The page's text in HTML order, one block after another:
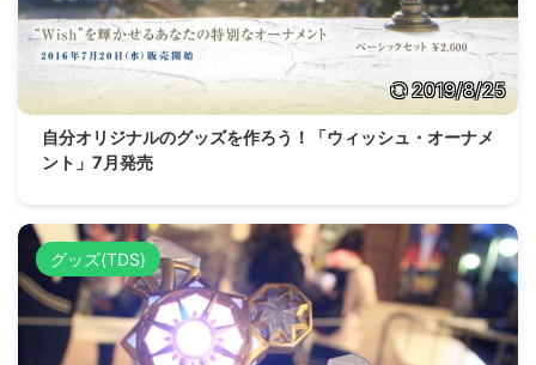
2019/8/25
自分オリジナルのグッズを作ろう！「ウィッシュ・オーナメ
ント」7月発売
グッズ(TDS)